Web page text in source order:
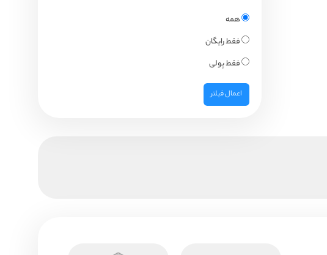
همه
فقط رایگان
فقط پولی
اعمال فیلتر